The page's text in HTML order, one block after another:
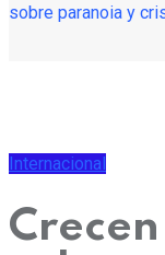
sobre paranoia y
Internacional